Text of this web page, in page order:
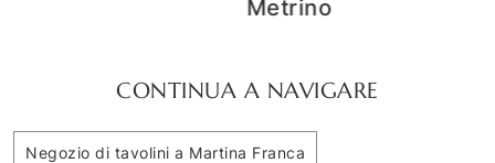
Metrino
CONTINUA A NAVIGARE
Negozio di tavolini a Martina Franca